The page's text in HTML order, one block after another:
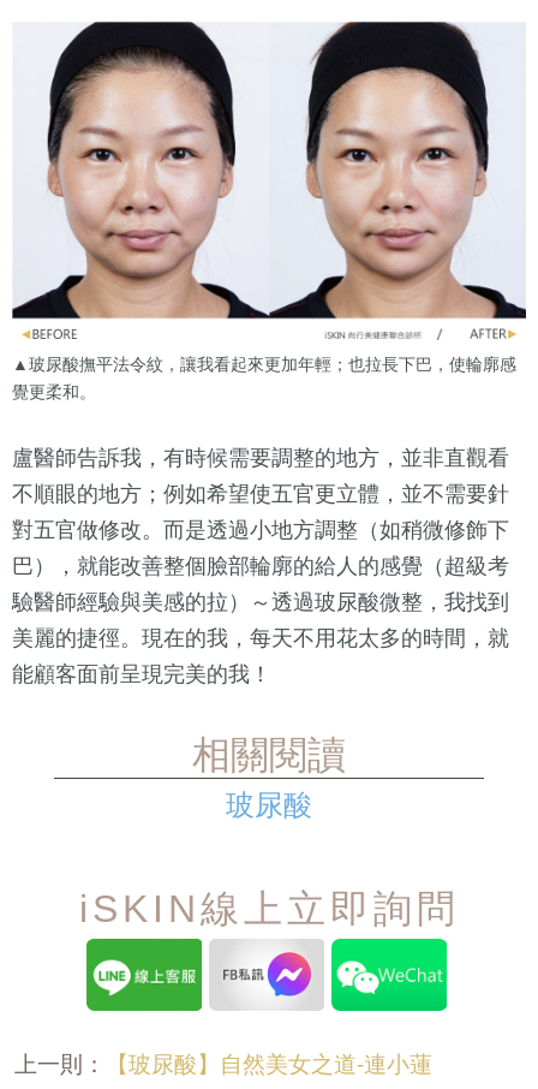
▲玻尿酸撫平法令紋，讓我看起來更加年輕；也拉長下巴，使輪廓感
覺更柔和。
盧醫師告訴我，有時候需要調整的地方，並非直觀看
不順眼的地方；例如希望使五官更立體，並不需要針
對五官做修改。而是透過小地方調整（如稍微修飾下
巴），就能改善整個臉部輪廓的給人的感覺（超級考
驗醫師經驗與美感的拉）～透過玻尿酸微整，我找到
美麗的捷徑。現在的我，每天不用花太多的時間，就
能顧客面前呈現完美的我！
相關閱讀
玻尿酸
iSKIN線上立即詢問
上一則： 【玻尿酸】自然美女之道-連小蓮